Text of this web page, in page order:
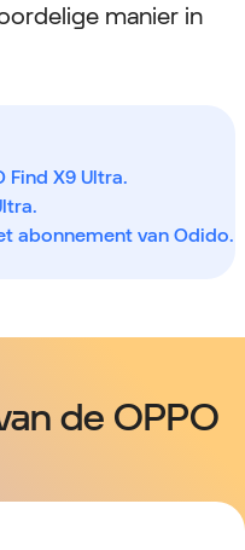
manier in
Find X9 Ultra.
abonnement van Odido.
de OPPO